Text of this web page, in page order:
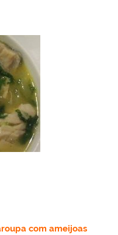
com ameijoas